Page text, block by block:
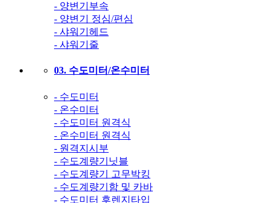
- 양변기부속
- 양변기 정심/편심
- 샤워기헤드
- 샤워기줄
03. 수도미터/온수미터
- 수도미터
- 온수미터
- 수도미터 원격식
- 온수미터 원격식
- 원격지시부
- 수도계량기닛블
- 수도계량기 고무박킹
- 수도계량기함 및 카바
- 수도미터 후렌지타입